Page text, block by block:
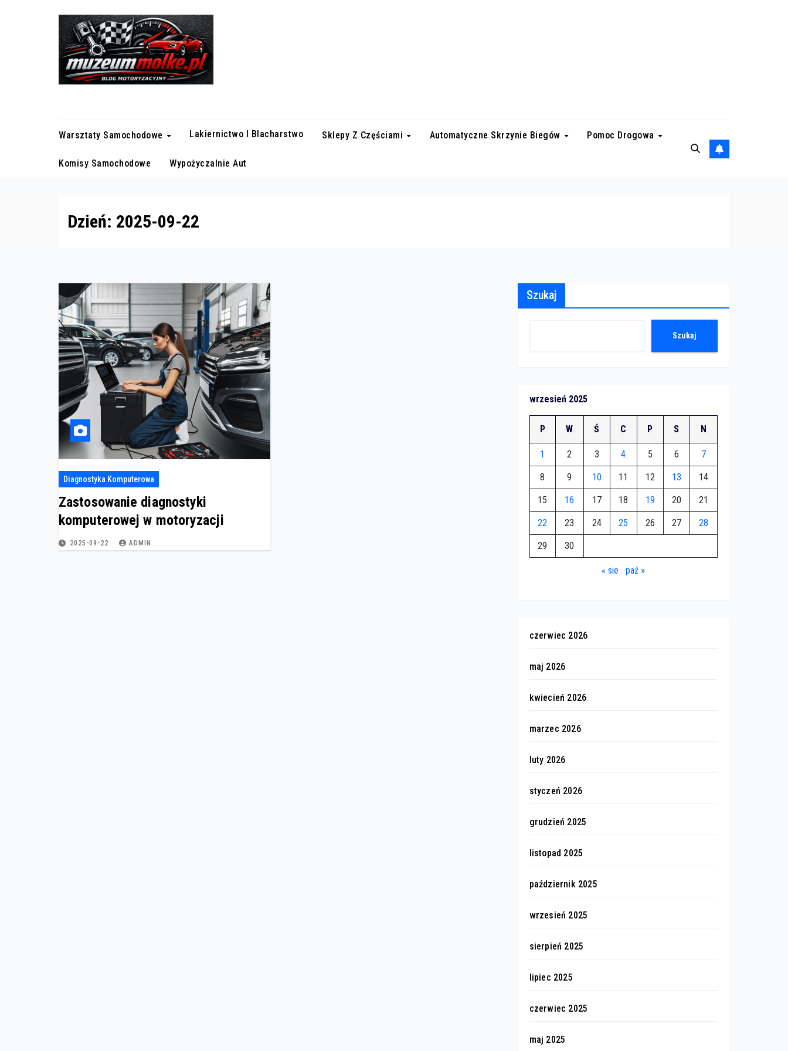
Warsztaty Samochodowe Lakiernictwo I Blacharstwo Sklepy Z Częściami Automatyczne Skrzynie Biegów Pomoc Drogowa
Komisy Samochodowe Wypożyczalnie Aut
Dzień: 2025-09-22
Diagnostyka Komputerowa
Zastosowanie diagnostyki
komputerowej w motoryzacji
2025-09-22 ADMIN
Szukaj
Szukaj
wrzesień 2025
P W Ś C P S N
1 2 3 4 5 6 7
8 9 10 11 12 13 14
15 16 17 18 19 20 21
22 23 24 25 26 27 28
29 30
« sie paź »
czerwiec 2026
maj 2026
kwiecień 2026
marzec 2026
luty 2026
styczeń 2026
grudzień 2025
listopad 2025
październik 2025
wrzesień 2025
sierpień 2025
lipiec 2025
czerwiec 2025
maj 2025